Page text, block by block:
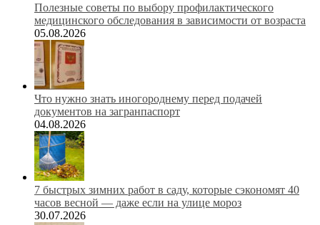
Полезные советы по выбору профилактического
медицинского обследования в зависимости от возраста
05.08.2026
Что нужно знать иногороднему перед подачей
документов на загранпаспорт
04.08.2026
7 быстрых зимних работ в саду, которые сэкономят 40
часов весной — даже если на улице мороз
30.07.2026